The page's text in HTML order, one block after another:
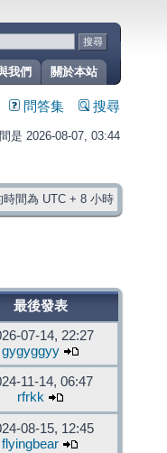
關於本站
我們
問答集 搜尋
是 2026-08-07, 03:44
時間為 UTC + 8 小時
最後發表
07-14, 22:27
gygyggyy
11-14, 06:47
rfrkk
08-15, 12:45
flyingbear